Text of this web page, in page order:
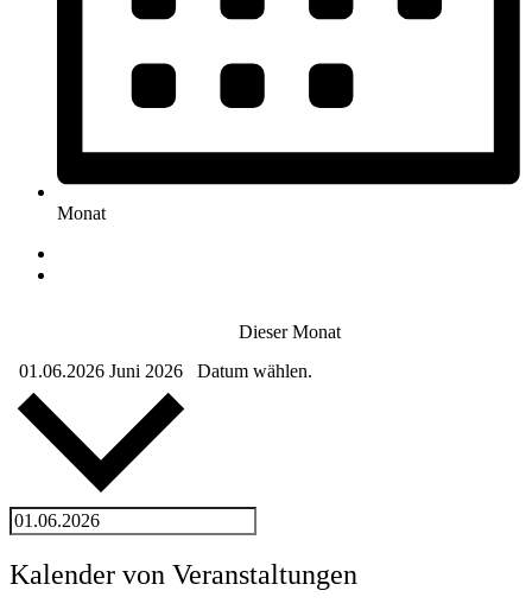
Monat
Dieser Monat
01.06.2026 Juni 2026 Datum wählen.
Kalender von Veranstaltungen